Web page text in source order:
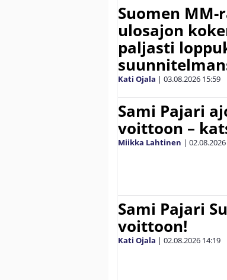
Suomen
ulosajon
paljasti
Kati Ojala | 03.08.2026 15:59
Sami Pajari
voittoon –
Miikka Lahtinen | 02.08.2026
Sami Pajari
voittoon!
Kati Ojala | 02.08.2026 14:19